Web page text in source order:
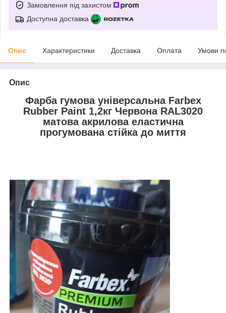
Замовлення під захистом
Доступна доставка
Опис Характеристики Доставка Оплата Умови
Опис
Фарба гумова універсальна Farbex
Rubber Paint 1,2кг Червона RAL3020
матова акрилова еластична
прогумована стійка до миття